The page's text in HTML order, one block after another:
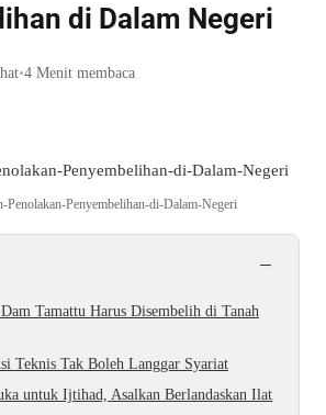
di Dalam Negeri
•4 Menit membaca
Penolakan-Penyembelihan-di-Dalam-Negeri
−
Tamattu Harus Disembelih di Tanah
Teknis Tak Boleh Langgar Syariat
untuk Ijtihad, Asalkan Berlandaskan Ilat